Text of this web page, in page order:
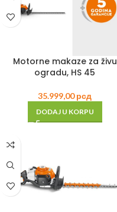
Motorne makaze za živu
ogradu, HS 45
35.999,00рсд
DODAJ U KORPU